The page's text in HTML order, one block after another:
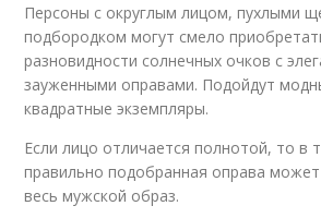
Персоны с округлым лицом, пухлыми
подбородком могут смело
разновидности солнечных очков с
зауженными оправами. Подойдут
квадратные экземпляры.
Если лицо отличается полнотой, то в
правильно подобранная оправа
весь мужской образ.